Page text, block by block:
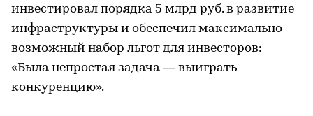
инвестировал порядка 5 млрд руб. в развитие
инфраструктуры и обеспечил максимально
возможный набор льгот для инвесторов:
«Была непростая задача — выиграть
конкуренцию».